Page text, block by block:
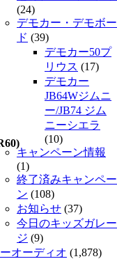
(24)
デモカー・デモボー
ド (39)
デモカー50プ
リウス (17)
デモカー
JB64Wジムニ
ー/JB74 ジム
ニーシエラ
(10)
キャンペーン情報
(1)
終了済みキャンペー
ン (108)
お知らせ (37)
今日のキッズガレー
ジ (9)
オーディオ (1,878)